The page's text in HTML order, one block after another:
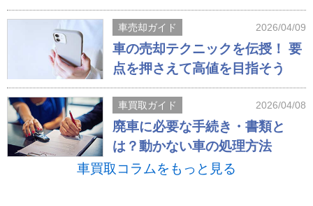
車売却ガイド 2026/04/09
車の売却テクニックを伝授！ 要
点を押さえて高値を目指そう
車買取ガイド 2026/04/08
廃車に必要な手続き・書類と
は？動かない車の処理方法
車買取コラムをもっと見る